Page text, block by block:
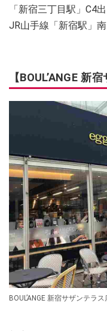
「新宿三丁目駅」C4
JR山手線「新宿駅」
【BOUL’ANGE 新
BOUL’ANGE 新宿サザンテラス